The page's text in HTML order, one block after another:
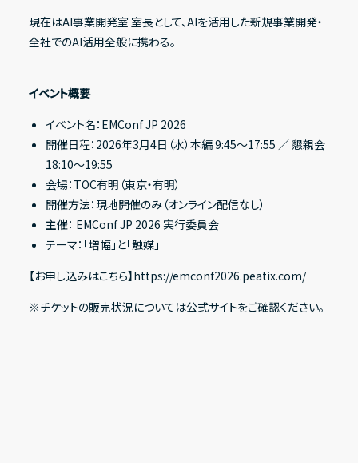
現在はAI事業開発室 室長として、AIを活用した新規事業開発・
全社でのAI活用全般に携わる。
イベント概要
イベント名：EMConf JP 2026
開催日程：2026年3月4日（水）本編 9:45〜17:55 ／ 懇親会
18:10〜19:55
会場：TOC有明（東京・有明）
開催方法：現地開催のみ（オンライン配信なし）
主催： EMConf JP 2026 実行委員会
テーマ：「増幅」と「触媒」
【お申し込みはこちら】https://emconf2026.peatix.com/
※チケットの販売状況については公式サイトをご確認ください。